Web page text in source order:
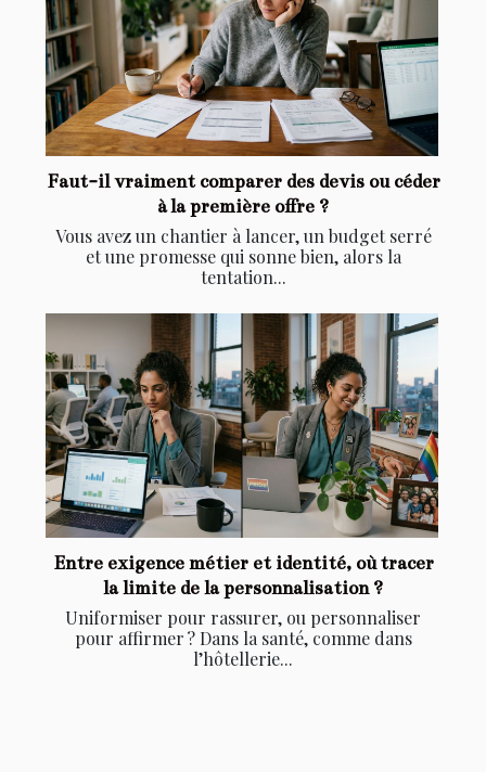
Faut-il vraiment comparer des devis ou céder
à la première offre ?
Vous avez un chantier à lancer, un budget serré
et une promesse qui sonne bien, alors la
tentation...
Entre exigence métier et identité, où tracer
la limite de la personnalisation ?
Uniformiser pour rassurer, ou personnaliser
pour affirmer ? Dans la santé, comme dans
l’hôtellerie...